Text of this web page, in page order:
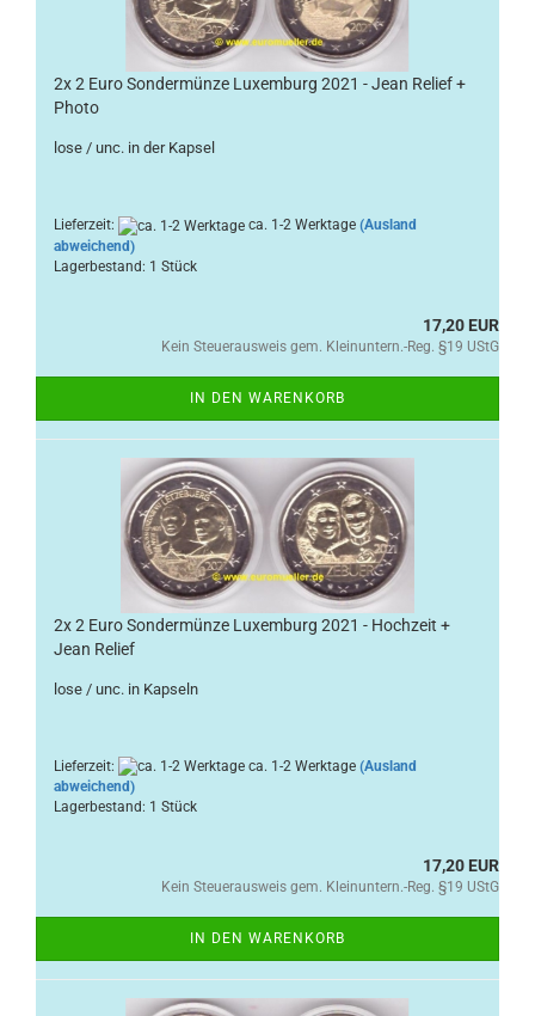
2x 2 Euro Sondermünze Luxemburg 2021 - Jean Relief +
Photo
lose / unc. in der Kapsel
Lieferzeit: ca. 1-2 Werktage (Ausland
abweichend)
Lagerbestand: 1 Stück
17,20 EUR
Kein Steuerausweis gem. Kleinuntern.-Reg. §19 UStG
IN DEN WARENKORB
2x 2 Euro Sondermünze Luxemburg 2021 - Hochzeit +
Jean Relief
lose / unc. in Kapseln
Lieferzeit: ca. 1-2 Werktage (Ausland
abweichend)
Lagerbestand: 1 Stück
17,20 EUR
Kein Steuerausweis gem. Kleinuntern.-Reg. §19 UStG
IN DEN WARENKORB